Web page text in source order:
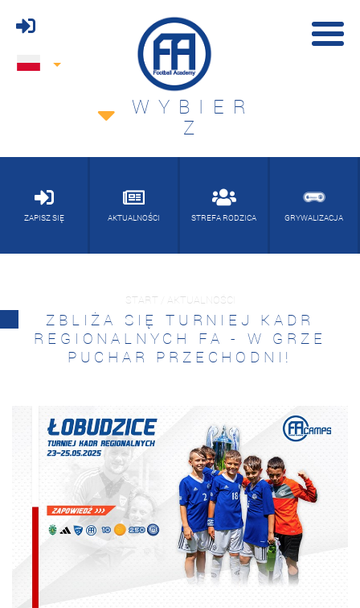
WYBIER
Z
ZAPISZ SIĘ AKTUALNOŚCI STREFA RODZICA GRYWALIZACJA
START / AKTUALNOŚCI
ZBLIŻA SIĘ TURNIEJ KADR
REGIONALNYCH FA - W GRZE
PUCHAR PRZECHODNI!